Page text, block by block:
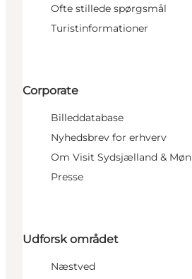
Ofte stillede spørgsmål
Turistinformationer
Corporate
Billeddatabase
Nyhedsbrev for erhverv
Om Visit Sydsjælland & Møn
Presse
Udforsk området
Næstved